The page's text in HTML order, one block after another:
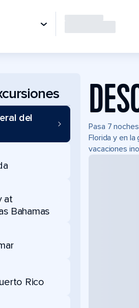
del
at
Bahamas
Rico
Pasa 7
Florida y en
vacaciones